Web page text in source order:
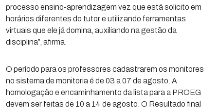
processo ensino-aprendizagem vez que está solicito em
horários diferentes do tutor e utilizando ferramentas
virtuais que ele já domina, auxiliando na gestão da
disciplina”, afirma.
O período para os professores cadastrarem os monitores
no sistema de monitoria é de 03 a 07 de agosto. A
homologação e encaminhamento da lista para a PROEG
devem ser feitas de 10 a 14 de agosto. O Resultado final